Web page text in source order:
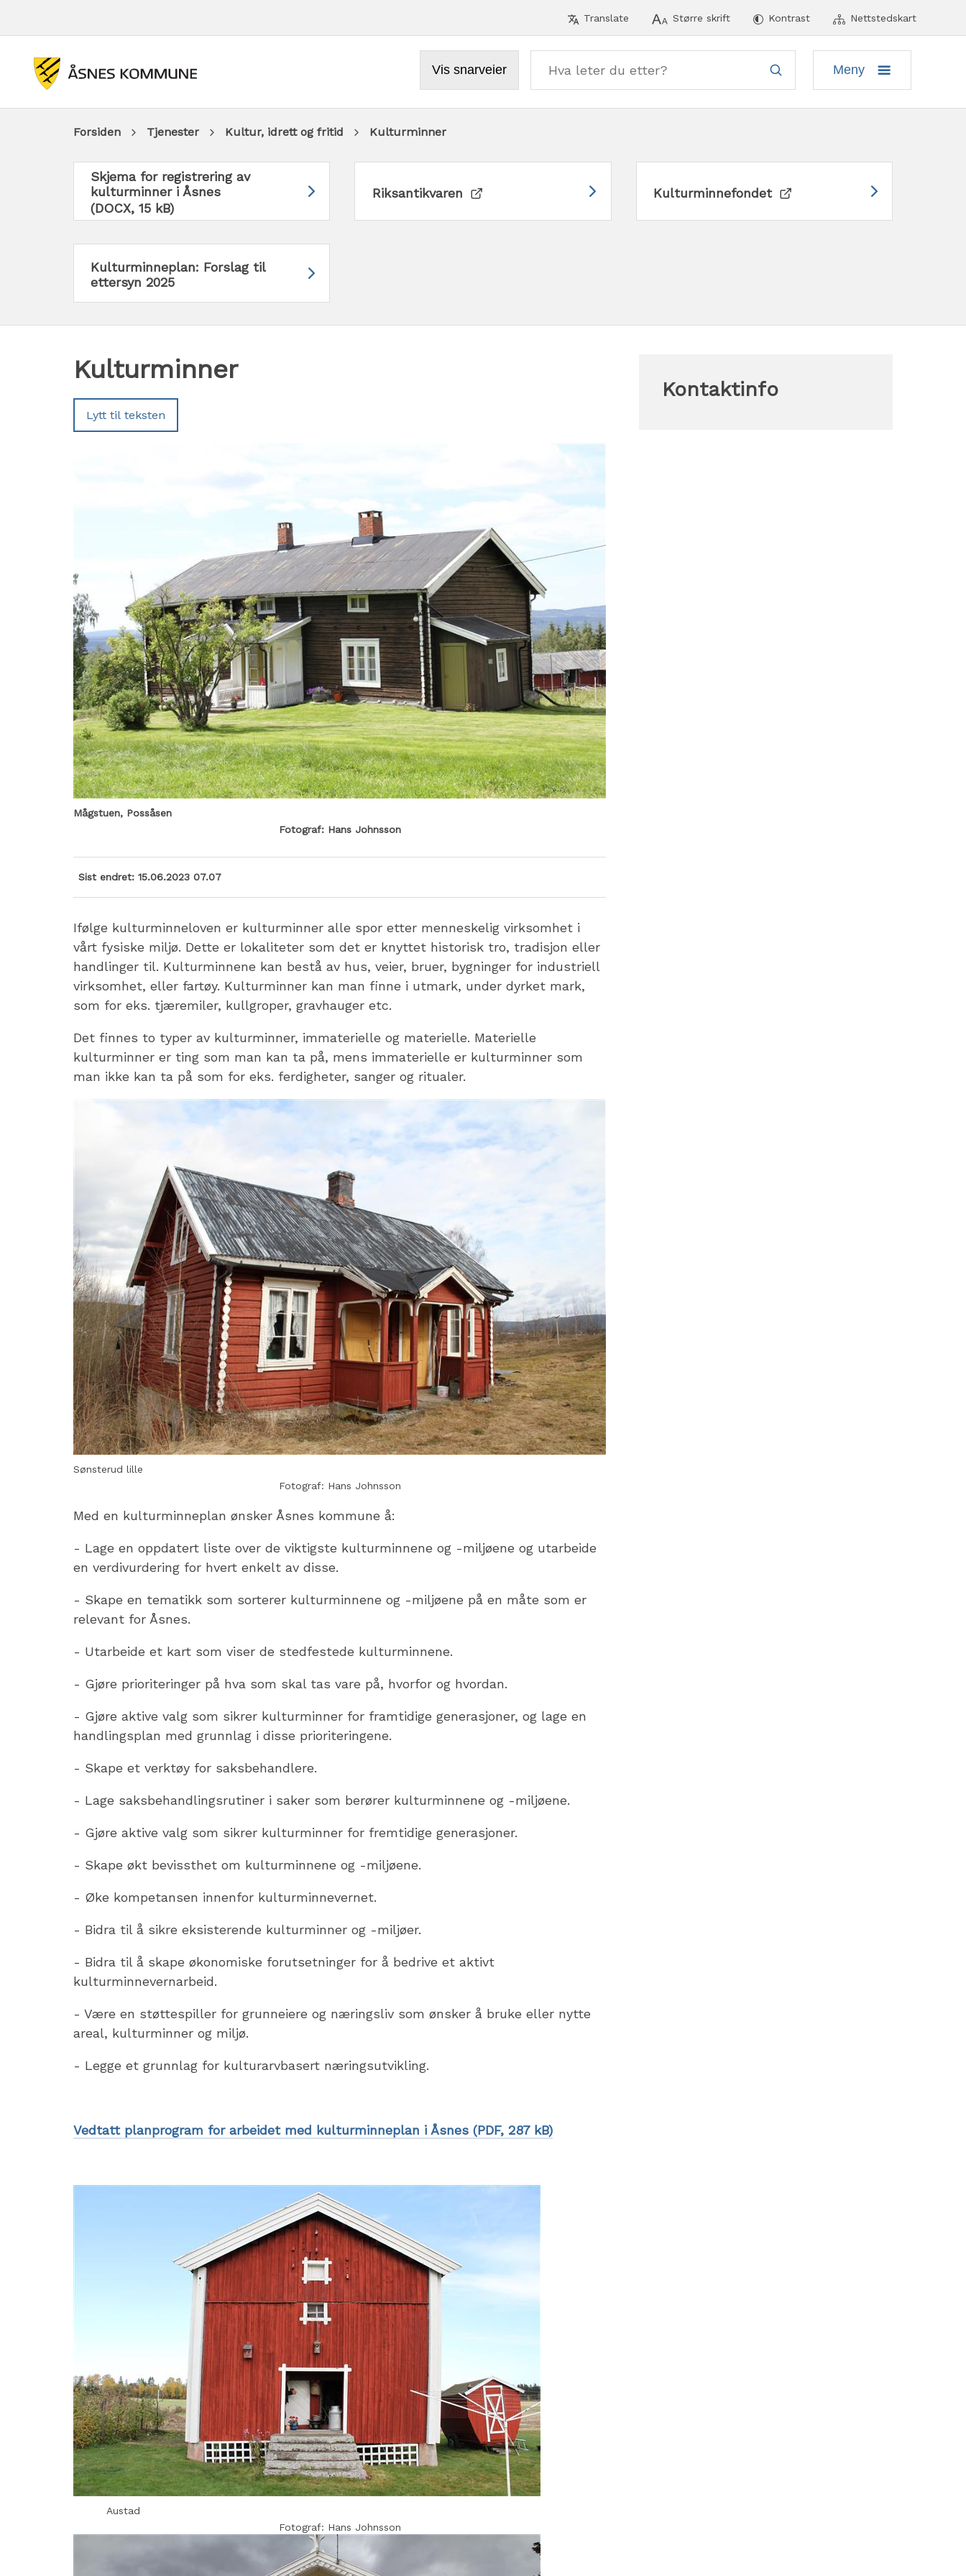
Verktøymeny
Translate Større skrift Kontrast Nettstedskart
Vis snarveier Meny
Du
er
her:
Forsiden Tjenester Kultur, idrett og fritid Kulturminner
Skjema for registrering av
kulturminner i Åsnes
(DOCX, 15 kB)
Riksantikvaren Kulturminnefondet
Kulturminneplan: Forslag til
ettersyn 2025
Kulturminner
Lytt til teksten
Mågstuen, Possåsen
Hans Johnsson
Sist endret 15.06.2023 07.07
Ifølge kulturminneloven er kulturminner alle spor etter menneskelig virksomhet i
vårt fysiske miljø. Dette er lokaliteter som det er knyttet historisk tro, tradisjon eller
handlinger til. Kulturminnene kan bestå av hus, veier, bruer, bygninger for industriell
virksomhet, eller fartøy. Kulturminner kan man finne i utmark, under dyrket mark,
som for eks. tjæremiler, kullgroper, gravhauger etc.
Det finnes to typer av kulturminner, immaterielle og materielle. Materielle
kulturminner er ting som man kan ta på, mens immaterielle er kulturminner som
man ikke kan ta på som for eks. ferdigheter, sanger og ritualer.
Sønsterud lille
Hans Johnsson
Med en kulturminneplan ønsker Åsnes kommune å:
- Lage en oppdatert liste over de viktigste kulturminnene og -miljøene og utarbeide
en verdivurdering for hvert enkelt av disse.
- Skape en tematikk som sorterer kulturminnene og -miljøene på en måte som er
relevant for Åsnes.
- Utarbeide et kart som viser de stedfestede kulturminnene.
- Gjøre prioriteringer på hva som skal tas vare på, hvorfor og hvordan.
- Gjøre aktive valg som sikrer kulturminner for framtidige generasjoner, og lage en
handlingsplan med grunnlag i disse prioriteringene.
- Skape et verktøy for saksbehandlere.
- Lage saksbehandlingsrutiner i saker som berører kulturminnene og -miljøene.
- Gjøre aktive valg som sikrer kulturminner for fremtidige generasjoner.
- Skape økt bevissthet om kulturminnene og -miljøene.
- Øke kompetansen innenfor kulturminnevernet.
- Bidra til å sikre eksisterende kulturminner og -miljøer.
- Bidra til å skape økonomiske forutsetninger for å bedrive et aktivt
kulturminnevernarbeid.
- Være en støttespiller for grunneiere og næringsliv som ønsker å bruke eller nytte
areal, kulturminner og miljø.
- Legge et grunnlag for kulturarvbasert næringsutvikling.
Vedtatt planprogram for arbeidet med kulturminneplan i Åsnes (PDF, 287 kB)
Austad
Hans Johnsson
Kontaktinfo